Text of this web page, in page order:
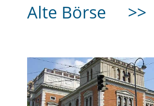
Alte Börse >>